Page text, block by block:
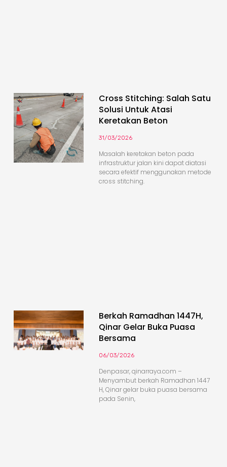
Cross Stitching: Salah Satu
Solusi Untuk Atasi
Keretakan Beton
31/03/2026
Masalah keretakan beton pada
infrastruktur jalan kini dapat diatasi
secara efektif menggunakan metode
cross stitching.
Berkah Ramadhan 1447H,
Qinar Gelar Buka Puasa
Bersama
06/03/2026
Denpasar, qinarraya.com –
Menyambut berkah Ramadhan 1447
H, Qinar gelar buka puasa bersama
pada Senin,